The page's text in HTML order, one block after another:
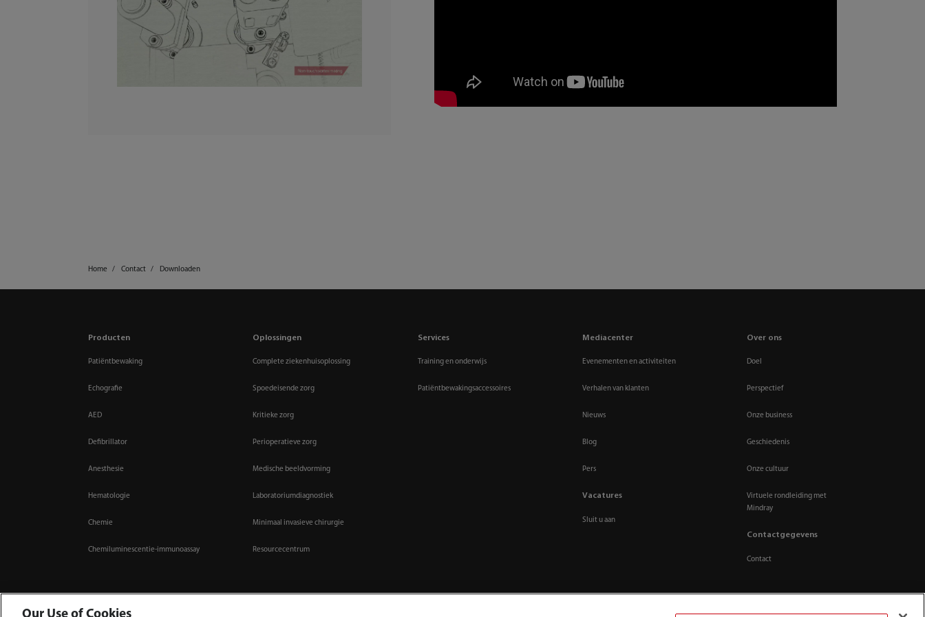
Home Contact Downloaden
Producten
Patiëntbewaking
Echografie
AED
Defibrillator
Anesthesie
Hematologie
Chemie
Chemiluminescentie-immunoassay
Oplossingen
Complete ziekenhuisoplossing
Spoedeisende zorg
Kritieke zorg
Perioperatieve zorg
Medische beeldvorming
Laboratoriumdiagnostiek
Minimaal invasieve chirurgie
Resourcecentrum
Services
Training en onderwijs
Patiëntbewakingsaccessoires
Mediacenter
Evenementen en activiteiten
Verhalen van klanten
Nieuws
Blog
Pers
Vacatures
Sluit u aan
Over ons
Doel
Perspectief
Onze business
Geschiedenis
Onze cultuur
Virtuele rondleiding met
Mindray
Contactgegevens
Contact